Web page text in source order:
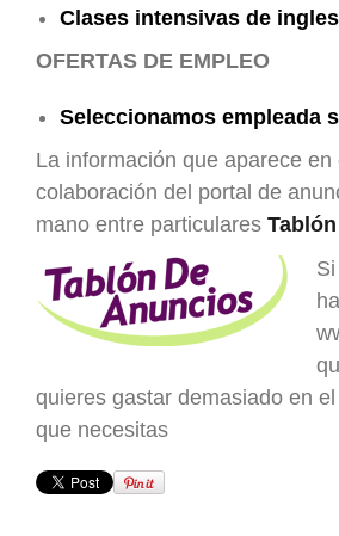
Clases intensivas de
OFERTAS DE EMPLEO
Seleccionamos empleada
La información que aparece
colaboración del portal de
mano entre particulares
quieres gastar demasiado en el
que necesitas